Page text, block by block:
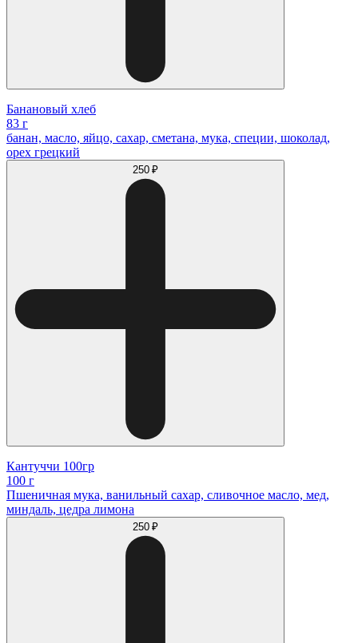
Банановый хлеб
83 г
банан, масло, яйцо, сахар, сметана, мука, специи, шоколад,
орех грецкий
250 ₽
Кантуччи 100гр
100 г
Пшеничная мука, ванильный сахар, сливочное масло, мед,
миндаль, цедра лимона
250 ₽